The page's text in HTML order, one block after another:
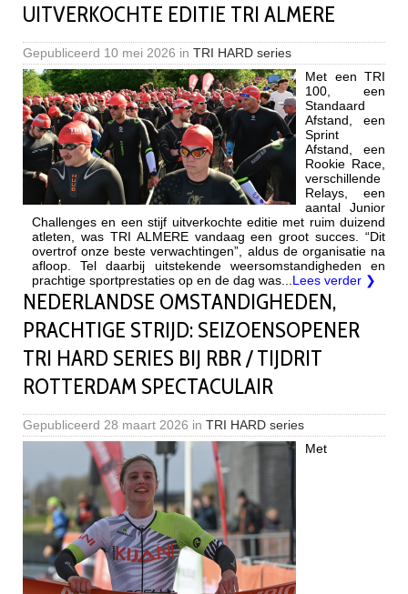
UITVERKOCHTE EDITIE TRI ALMERE
Gepubliceerd 10 mei 2026 in TRI HARD series
Met een TRI
100, een
Standaard
Afstand, een
Sprint
Afstand, een
Rookie Race,
verschillende
Relays, een
aantal Junior
Challenges en een stijf uitverkochte editie met ruim duizend
atleten, was TRI ALMERE vandaag een groot succes. “Dit
overtrof onze beste verwachtingen”, aldus de organisatie na
afloop. Tel daarbij uitstekende weersomstandigheden en
prachtige sportprestaties op en de dag was... Lees verder ❯
NEDERLANDSE OMSTANDIGHEDEN,
PRACHTIGE STRIJD: SEIZOENSOPENER
TRI HARD SERIES BIJ RBR / TIJDRIT
ROTTERDAM SPECTACULAIR
Gepubliceerd 28 maart 2026 in TRI HARD series
Met